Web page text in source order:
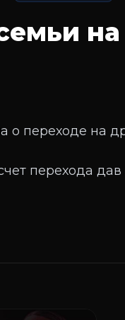
на
о переходе на
перехода